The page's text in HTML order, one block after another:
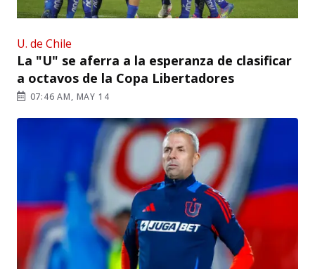
U. de Chile
La "U" se aferra a la esperanza de clasificar
a octavos de la Copa Libertadores
07:46 AM, MAY 14